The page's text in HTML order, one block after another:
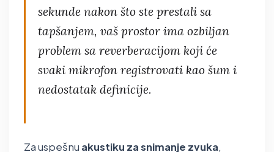
sekunde nakon što ste prestali sa
tapšanjem, vaš prostor ima ozbiljan
problem sa reverberacijom koji će
svaki mikrofon registrovati kao šum i
nedostatak definicije.
Za uspešnu akustiku za snimanje zvuka,